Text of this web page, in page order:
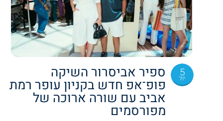
5
יול ספיר אביסרור השיקה
פופ־אפ חדש בקניון עופר רמת
אביב עם שורה ארוכה של
מפורסמים